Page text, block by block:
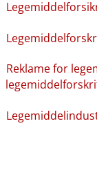
Reklame for